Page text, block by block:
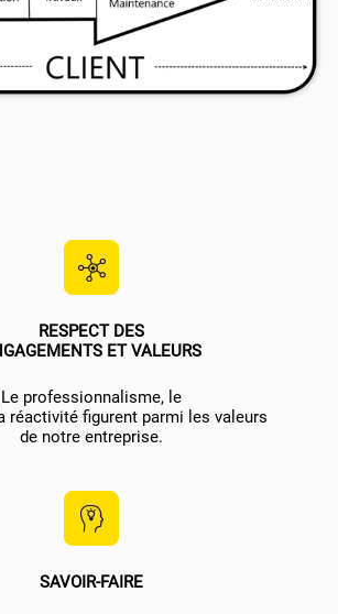
RESPECT DES
ET VALEURS
Le professionnalisme, le
réactivité figurent parmi les valeurs
de notre entreprise.
SAVOIR-FAIRE